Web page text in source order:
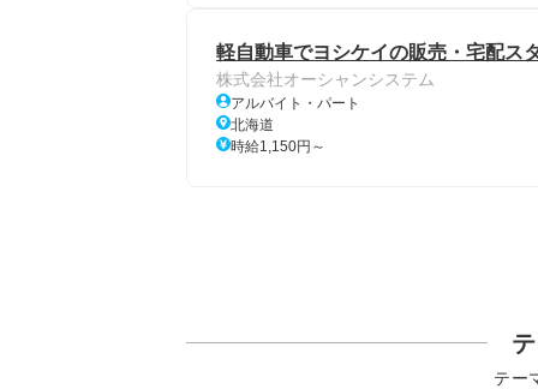
軽自動車でヨシケイの販売・宅配ス
株式会社オーシャンシステム
アルバイト・パート
北海道
時給1,150円～
テー